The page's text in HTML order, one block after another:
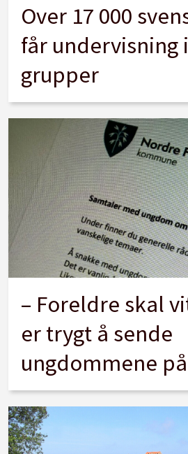
Over 17 000
får undervisning
grupper
– Foreldre skal
er trygt å sende
ungdommene